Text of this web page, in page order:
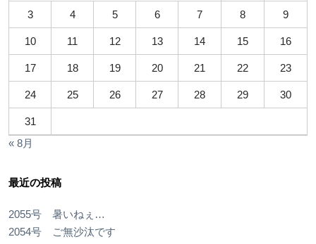
3 4 5 6 7 8 9
10 11 12 13 14 15 16
17 18 19 20 21 22 23
24 25 26 27 28 29 30
31
« 8月
最近の投稿
2055号 暑いねぇ…
2054号 ご無沙汰です